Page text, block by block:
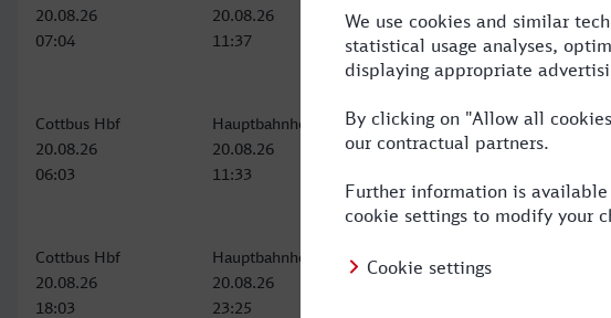
20.08.26
07:04
20.08.26
11:37
Cottbus Hbf
20.08.26
06:03
Hauptbahnhof Bahnhofstr., Stralsund
20.08.26
11:33
Cottbus Hbf
20.08.26
18:03
Hauptbahnhof Bahnhofstr., Stralsund
20.08.26
23:25